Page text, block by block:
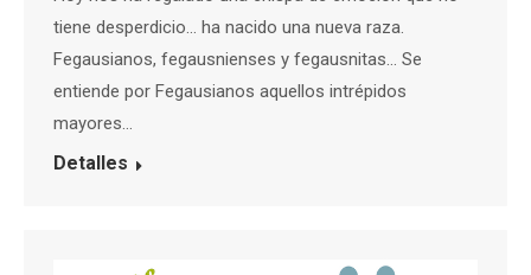
tiene desperdicio… ha nacido una nueva raza.
Fegausianos, fegausnienses y fegausnitas… Se
entiende por Fegausianos aquellos intrépidos
mayores…
Detalles